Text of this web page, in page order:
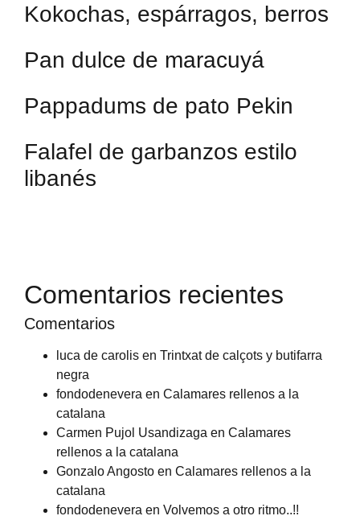
Kokochas, espárragos, berros
Pan dulce de maracuyá
Pappadums de pato Pekin
Falafel de garbanzos estilo
libanés
Comentarios recientes
Comentarios
luca de carolis en Trintxat de calçots y butifarra
negra
fondodenevera en Calamares rellenos a la
catalana
Carmen Pujol Usandizaga en Calamares
rellenos a la catalana
Gonzalo Angosto en Calamares rellenos a la
catalana
fondodenevera en Volvemos a otro ritmo..!!